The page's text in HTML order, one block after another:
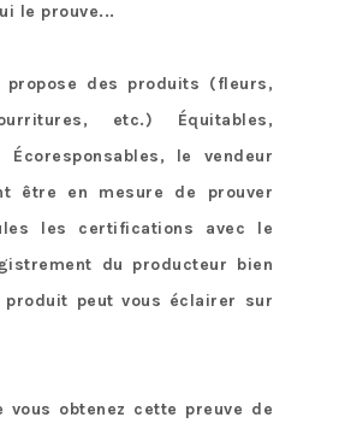
le prouve...
propose des produits (fleurs,
etc.) Équitables,
Écoresponsables, le vendeur
être en mesure de prouver
les certifications avec le
du producteur bien
peut vous éclairer sur
vous obtenez cette preuve de